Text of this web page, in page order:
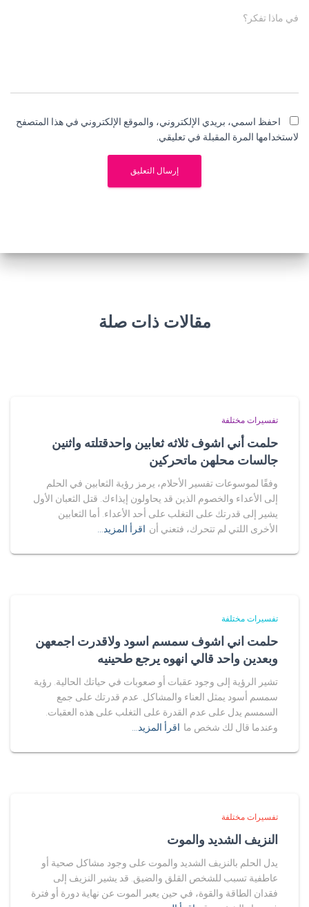
في ماذا تفكر؟
احفظ اسمي، بريدي الإلكتروني، والموقع الإلكتروني في هذا المتصفح
لاستخدامها المرة المقبلة في تعليقي.
مقالات ذات صلة
تفسيرات مختلفة
حلمت أني اشوف ثلاثه ثعابين واحدقتلته واثنين
جالسات محلهن ماتحركين
وفقًا لموسوعات تفسير الأحلام، يرمز رؤية الثعابين في الحلم
إلى الأعداء والخصوم الذين قد يحاولون إيذاءك. قتل الثعبان الأول
يشير إلى قدرتك على التغلب على أحد الأعداء. أما الثعابين
الأخرى اللتي لم تتحرك، فتعني أن اقرأ المزيد…
تفسيرات مختلفة
حلمت اني اشوف سمسم اسود ولاقدرت اجمعهن
وبعدين واحد قالي انهوه يرجع طحينيه
تشير الرؤية إلى وجود عقبات أو صعوبات في حياتك الحالية. رؤية
سمسم أسود يمثل العناء والمشاكل. عدم قدرتك على جمع
السمسم يدل على عدم القدرة على التغلب على هذه العقبات.
وعندما قال لك شخص ما اقرأ المزيد…
تفسيرات مختلفة
النزيف الشديد والموت
يدل الحلم بالنزيف الشديد والموت على وجود مشاكل صحية أو
عاطفية تسبب للشخص القلق والضيق. قد يشير النزيف إلى
فقدان الطاقة والقوة، في حين يعبر الموت عن نهاية دورة أو فترة